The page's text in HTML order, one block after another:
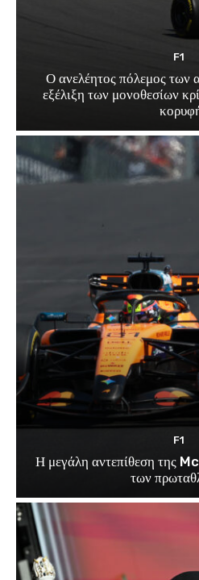
F1
Ο ανελέητος πόλεμος των
εξέλιξη των μονοθεσίων
F1
Η μεγάλη αντεπίθεση της
των